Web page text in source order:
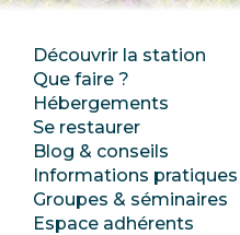
Découvrir la station
Que faire ?
Hébergements
Se restaurer
Blog & conseils
Informations pratiques
Groupes & séminaires
Espace adhérents